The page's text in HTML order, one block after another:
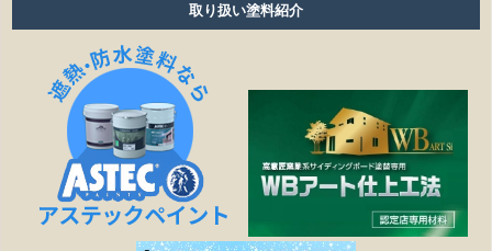
細かい壁のひび割れはきれいになりますか？
見積もりの金額より高くなることはありますか？
作業日程が延びたら、金額は変わりますか？
塗装工事以外の修繕工事も可能ですか？
どこまでが無料相談になるのですか？
取り扱い塗料紹介